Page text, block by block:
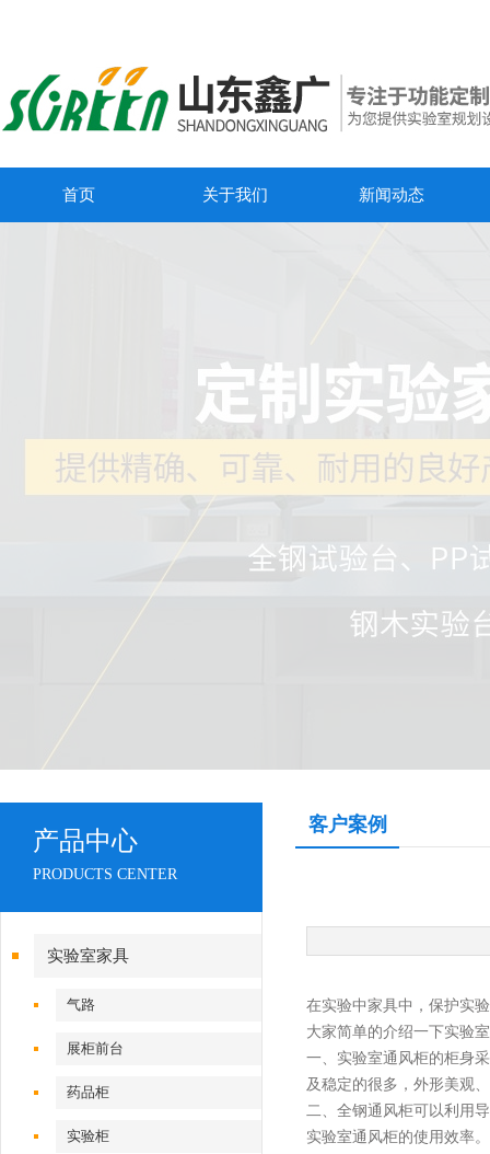
首页 关于我们 新闻动态
产品中心
PRODUCTS CENTER
实验室家具
气路
展柜前台
药品柜
实验柜
客户案例
在实验中家具中，保护实
大家简单的介绍一下实验
一、实验室通风柜的柜身
及稳定的很多，外形美观
二、全钢通风柜可以利用
实验室通风柜的使用效率。